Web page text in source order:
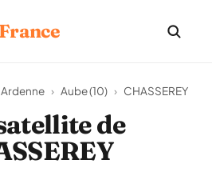
France
› Aube (10) › CHASSEREY
de